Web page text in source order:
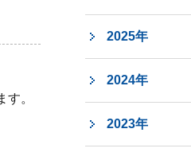
。
2025年
2024年
2023年